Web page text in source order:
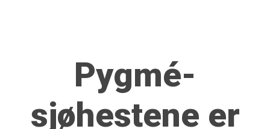
Pygmé­
sjøhestene er